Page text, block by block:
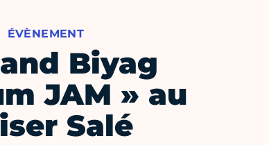
ÉVÈNEMENT
Biyag
JAM » au
Salé